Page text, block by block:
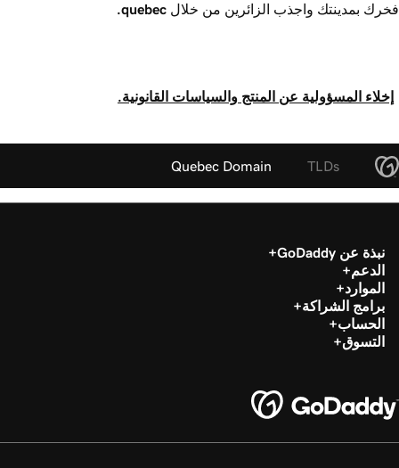
فخرك بمدينتك واجذب الزائرين من خلال ‎.quebec
إخلاء المسؤولية عن المنتج والسياسات القانونية.
TLDs
Quebec Domain
نبذة عن GoDaddy
الدعم
الموارد
برامج الشراكة
الحساب
التسوق